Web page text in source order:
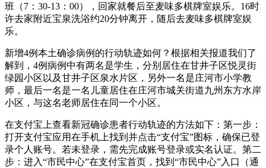
班（7：30-13：00），回家就餐后至麦味多棋牌室娱乐。16时
许去家附近宝泉洗浴约20分钟离开，随后去麦味多棋牌室娱
乐。
新增4例本土确诊病例的行动轨迹如何？根据相关报道我们了
解到，4例病例中有两名是学生，分别居住在甘井子区悦灵街
绿园小区以及甘井子区泉水片区，另外一名是庄河市小学教
师，最后一名是一名儿童居住在庄河市城关街道九州东方水岸
小区，与这名老师居住在同一个小区。
在支付宝上查看新冠确诊患者行动轨迹的方法如下：第一步：
打开支付宝应用在手机上找到并点击“支付宝”图标，确保已登
录个人账号。若未登录，需先完成账号登录或实名认证。第二
步：进入“市民中心”在支付宝首页，找到“市民中心”入口（通